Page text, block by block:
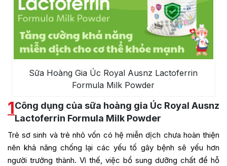
Sữa Hoàng Gia Úc Royal Ausnz Lactoferrin
Formula Milk Powder
1Công dụng của sữa hoàng gia Úc Royal Ausnz
Lactoferrin Formula Milk Powder
Trẻ sơ sinh và trẻ nhỏ vốn có hệ miễn dịch chưa hoàn thiện
nên khả năng chống lại các yếu tố gây bệnh sẽ yếu hơn
người trưởng thành. Vì thế, việc bổ sung dưỡng chất để hỗ